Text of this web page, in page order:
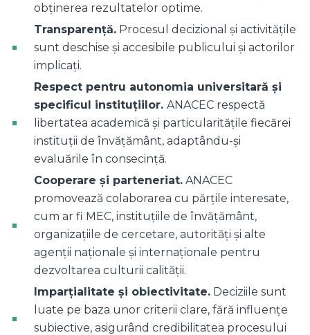
obținerea rezultatelor optime.
Transparență. Procesul decizional și activitățile
sunt deschise și accesibile publicului și actorilor
implicați.
Respect pentru autonomia universitară și
specificul instituțiilor. ANACEC respectă
libertatea academică și particularitățile fiecărei
instituții de învățământ, adaptându-și
evaluările în consecință.
Cooperare și parteneriat. ANACEC
promovează colaborarea cu părțile interesate,
cum ar fi MEC, instituțiile de învățământ,
organizațiile de cercetare, autorități și alte
agenții naționale și internaționale pentru
dezvoltarea culturii calității.
Imparțialitate și obiectivitate. Deciziile sunt
luate pe baza unor criterii clare, fără influențe
subiective, asigurând credibilitatea procesului